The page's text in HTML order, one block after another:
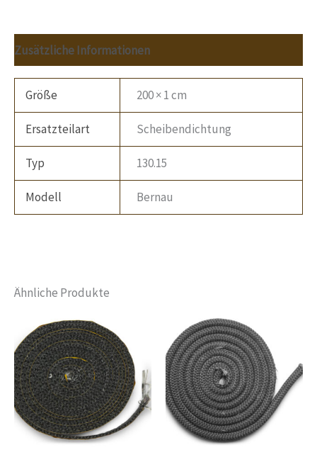
Zusätzliche Informationen
Größe 200 × 1 cm
Ersatzteilart Scheibendichtung
Typ 130.15
Modell Bernau
Ähnliche Produkte